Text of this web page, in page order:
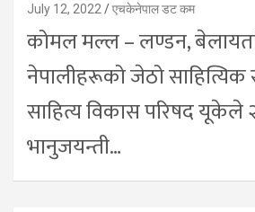
July 12, 2022 एचकेनेपाल डट कम
कोमल मल्ल – लण्डन,
नेपालीहरूको जेठो साहित्यिक
साहित्य विकास परिषद
भानुजयन्ती…